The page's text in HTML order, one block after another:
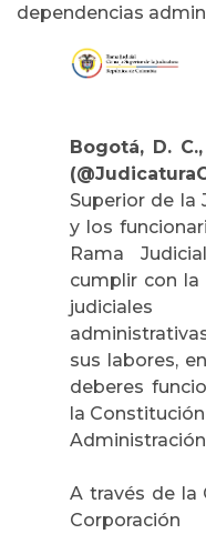
dependencias
Bogotá, D.
Superior de la
y los
Rama
cumplir con la
judiciales
sus labores,
deberes
la
A través de la